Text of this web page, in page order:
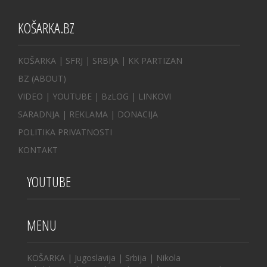
KOŠARKA.BZ
KOŠARKA | SFRJ | SRBIJA | KK PARTIZAN
BZ (ABOUT)
VIDEO | YOUTUBE | BzLOG | LINKOVI
SARADNJA | REKLAMA | DONACIJA
POLITIKA PRIVATNOSTI
KONTAKT
YOUTUBE
MENU
KOŠARKA | Jugoslavija | Srbija | Nikola